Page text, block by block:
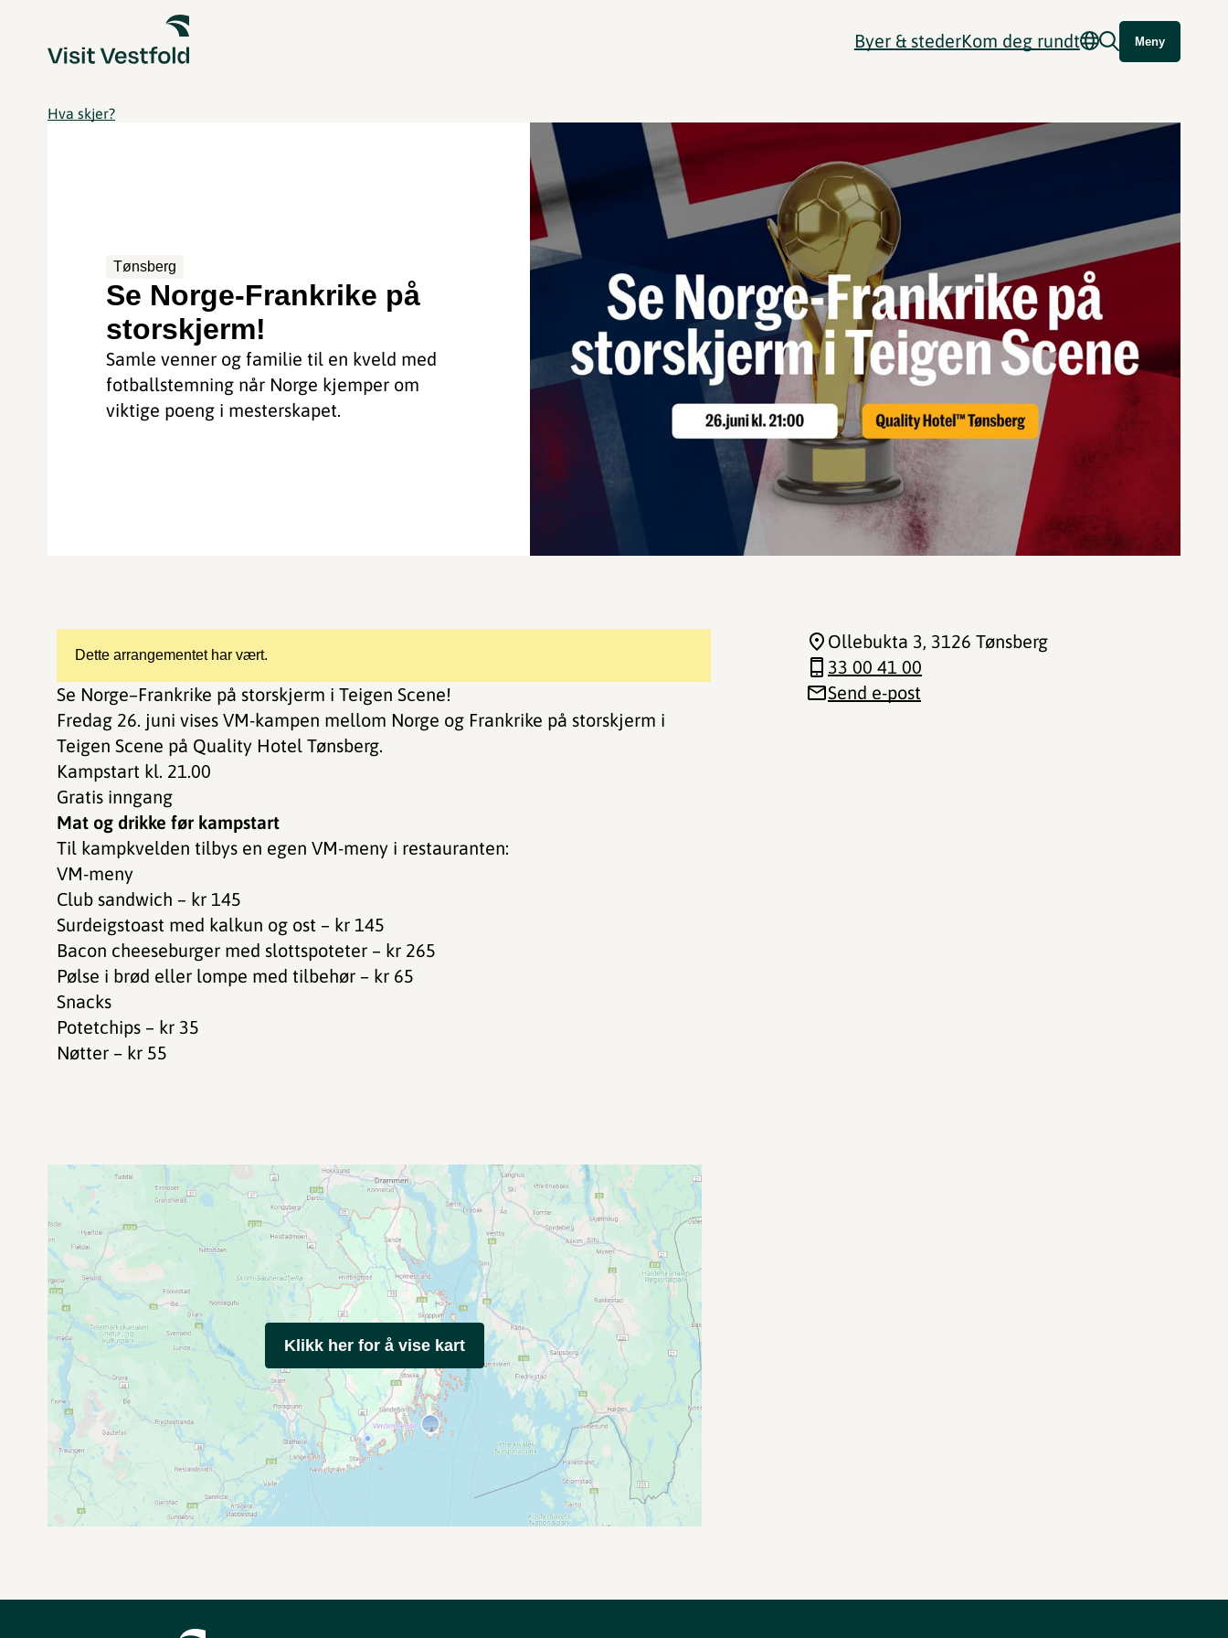
Byer & stederKom deg rundt Meny
Hva skjer?
Tønsberg
Se Norge-Frankrike på
storskjerm!
Samle venner og familie til en kveld med
fotballstemning når Norge kjemper om
viktige poeng i mesterskapet.
Dette arrangementet har vært.
Se Norge–Frankrike på storskjerm i Teigen Scene!
Fredag 26. juni vises VM-kampen mellom Norge og Frankrike på storskjerm i
Teigen Scene på Quality Hotel Tønsberg.
Kampstart kl. 21.00
Gratis inngang
Mat og drikke før kampstart
Til kampkvelden tilbys en egen VM-meny i restauranten:
VM-meny
Club sandwich – kr 145
Surdeigstoast med kalkun og ost – kr 145
Bacon cheeseburger med slottspoteter – kr 265
Pølse i brød eller lompe med tilbehør – kr 65
Snacks
Potetchips – kr 35
Nøtter – kr 55
Ollebukta 3, 3126 Tønsberg
33 00 41 00
Send e-post
Klikk her for å vise kart